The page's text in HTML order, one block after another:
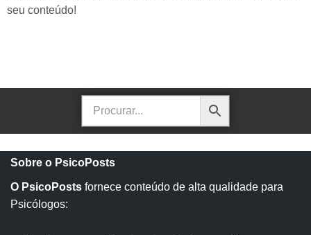
seu conteúdo!
Sobre o PsicoPosts
O PsicoPosts fornece conteúdo de alta qualidade para
Psicólogos: